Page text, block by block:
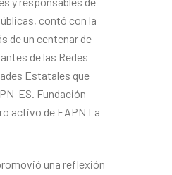
contó con la
de un centenar de
de las Redes
Estatales que
ES. Fundación
activo de EAPN La
una reflexión